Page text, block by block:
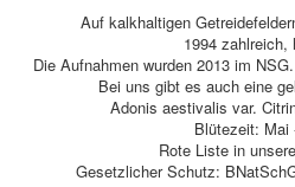
Bildergalerie
Seniorenwanderungen
Kooperation Deutschordenschule
Auf kalkhaltigen
1994 zahlreich,
Die Aufnahmen wurden 2013 im
Bei uns gibt es auch eine
Adonis aestivalis var.
Blütezeit: Mai
Rote Liste in
Gesetzlicher Schutz: